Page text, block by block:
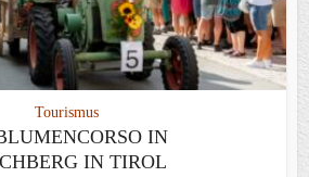
Tourismus
IN
IN TIROL